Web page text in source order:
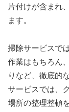
片付けが含まれ
ます。
掃除サービスで
作業はもちろん
りなど、徹底的
サービスでは、
場所の整理整頓